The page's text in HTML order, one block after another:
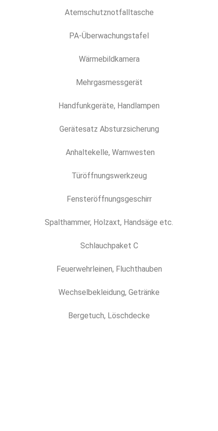
Atemschutznotfalltasche
PA-Überwachungstafel
Wärmebildkamera
Mehrgasmessgerät
Handfunkgeräte, Handlampen
Gerätesatz Absturzsicherung
Anhaltekelle, Warnwesten
Türöffnungswerkzeug
Fensteröffnungsgeschirr
Spalthammer, Holzaxt, Handsäge etc.
Schlauchpaket C
Feuerwehrleinen, Fluchthauben
Wechselbekleidung, Getränke
Bergetuch, Löschdecke